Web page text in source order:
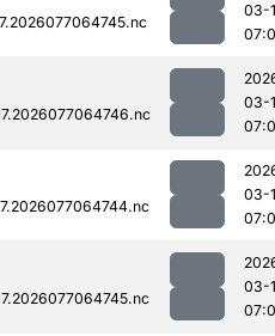
03-
03-
03-
03-